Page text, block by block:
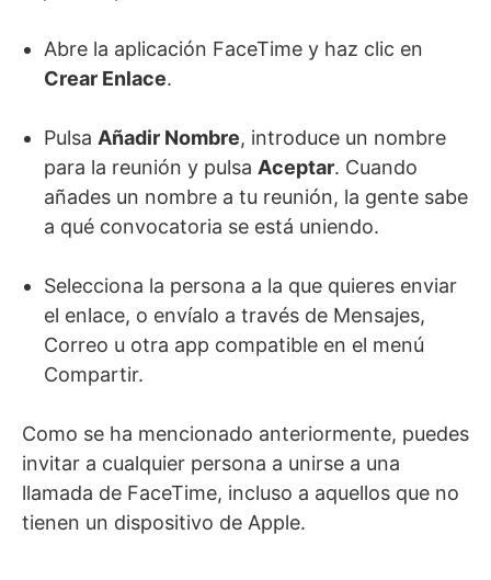
Abre la aplicación FaceTime y haz clic en
Crear Enlace.
Pulsa Añadir Nombre, introduce un nombre
para la reunión y pulsa Aceptar. Cuando
añades un nombre a tu reunión, la gente sabe
a qué convocatoria se está uniendo.
Selecciona la persona a la que quieres enviar
el enlace, o envíalo a través de Mensajes,
Correo u otra app compatible en el menú
Compartir.
Como se ha mencionado anteriormente, puedes
invitar a cualquier persona a unirse a una
llamada de FaceTime, incluso a aquellos que no
tienen un dispositivo de Apple.